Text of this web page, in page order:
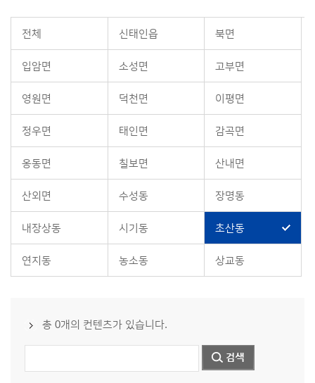
전체 신태인읍 북면
입암면 소성면 고부면
영원면 덕천면 이평면
정우면 태인면 감곡면
옹동면 칠보면 산내면
산외면 수성동 장명동
내장상동 시기동 초산동
연지동 농소동 상교동
총 0개의 컨텐츠가 있습니다.